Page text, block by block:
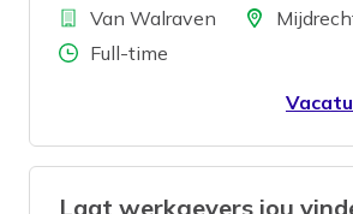
BedrijfVan Walraven Locatie
Aantal uren
Full-time
Laat werkgevers jou